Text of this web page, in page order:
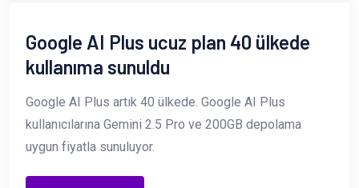
Google AI Plus ucuz plan 40 ülkede
kullanıma sunuldu
Google AI Plus artık 40 ülkede. Google AI Plus
kullanıcılarına Gemini 2.5 Pro ve 200GB depolama
uygun fiyatla sunuluyor.